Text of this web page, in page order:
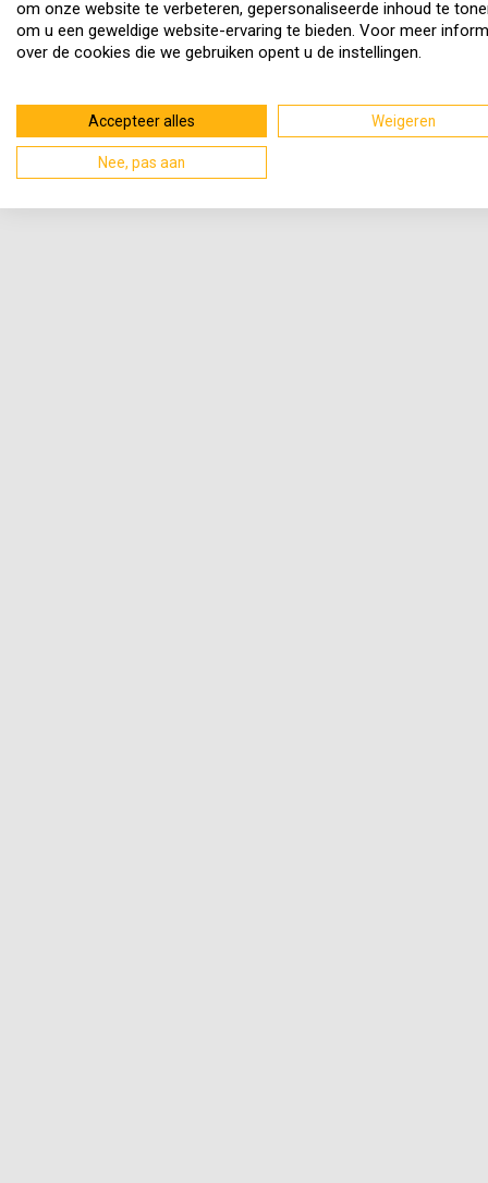
om onze website te verbeteren, gepersonaliseerde inhoud te
om u een geweldige website-ervaring te bieden. Voor meer
over de cookies die we gebruiken opent u de instellingen.
Accepteer alles Weigeren
Nee, pas aan